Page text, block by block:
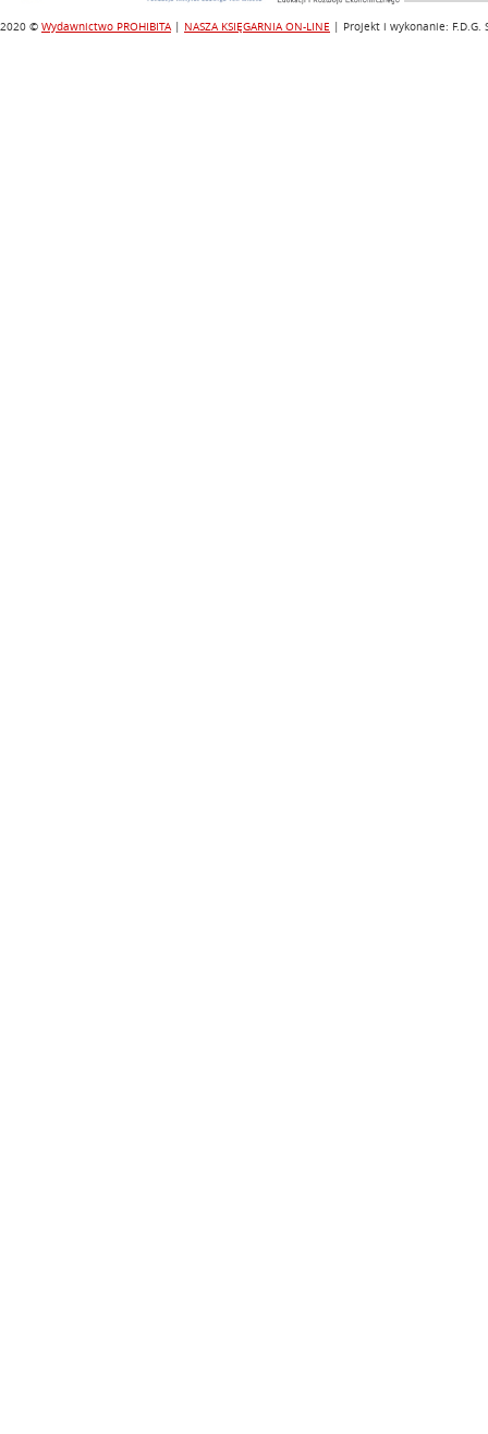
2020 © Wydawnictwo PROHIBITA| NASZA KSIĘGARNIA ON-LINE | Projekt i wykonanie: F.D.G.